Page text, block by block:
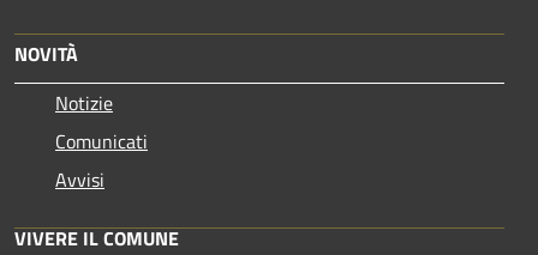
NOVITÀ
Notizie
Comunicati
Avvisi
VIVERE IL COMUNE